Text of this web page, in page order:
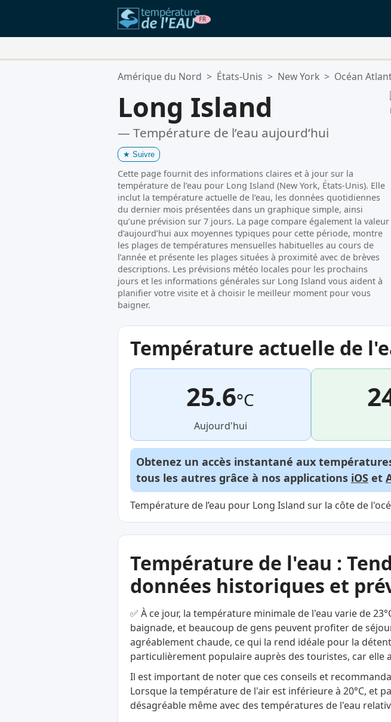
Vos Lieux Favoris:
Amérique du Nord > États-Unis > New York > Océan
Long Island
— Température de l’eau aujourd’hui
★ Suivre
Cette page fournit des informations claires et à jour sur la
température de l’eau pour Long Island (New York, États-Unis). Elle
inclut la température actuelle de l’eau, les données quotidiennes
du dernier mois présentées dans un graphique simple, ainsi
qu’une prévision sur 7 jours. La page compare également la valeur
d’aujourd’hui aux moyennes typiques pour cette période, montre
les plages de températures mensuelles habituelles au cours de
l’année et présente les plages situées à proximité avec de brèves
descriptions. Les prévisions météo locales pour les prochains
jours et les informations générales sur Long Island vous aident à
planifier votre visite et à choisir le meilleur moment pour vous
baigner.
Température actuelle de
25.6°C
Aujourd'hui
Obtenez un accès instantané aux
tous les autres grâce à nos applications iOS et
Température de l’eau pour Long Island sur la côte de
Température de l'eau :
données historiques et
✅ À ce jour, la température minimale de l'eau varie de
baignade, et beaucoup de gens peuvent profiter de
agréablement chaude, ce qui la rend idéale pour la
particulièrement populaire auprès des touristes, car elle
Il est important de noter que ces conseils et
Lorsque la température de l'air est inférieure à 20°C, et
désagréable même avec des températures de l'eau